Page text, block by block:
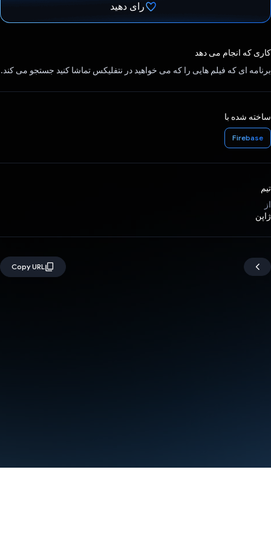
رای دهید
کاری که انجام می دهد
برنامه ای که فیلم هایی را که می خواهید در نتفلیکس تماشا کنید جستجو می کند.
ساخته شده با
Firebase
تیم
از
ژاپن